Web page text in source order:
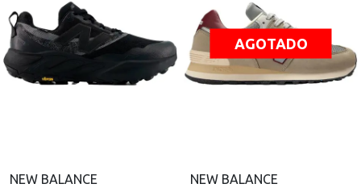
NEW BALANCE
AGOTADO
NEW BALANCE